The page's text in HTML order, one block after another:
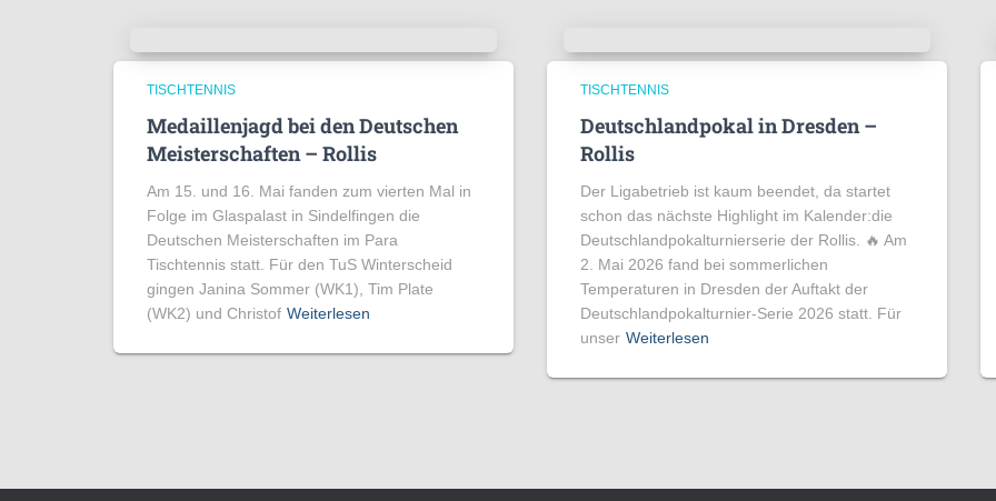
TISCHTENNIS
Medaillenjagd bei den Deutschen
Meisterschaften – Rollis
Am 15. und 16. Mai fanden zum vierten Mal in
Folge im Glaspalast in Sindelfingen die
Deutschen Meisterschaften im Para
Tischtennis statt. Für den TuS Winterscheid
gingen Janina Sommer (WK1), Tim Plate
(WK2) und Christof Weiterlesen
TISCHTENNIS
Deutschlandpokal in Dresden –
Rollis
Der Ligabetrieb ist kaum beendet, da startet
schon das nächste Highlight im Kalender:die
Deutschlandpokalturnierserie der Rollis. 🔥 Am
2. Mai 2026 fand bei sommerlichen
Temperaturen in Dresden der Auftakt der
Deutschlandpokalturnier-Serie 2026 statt. Für
unser Weiterlesen